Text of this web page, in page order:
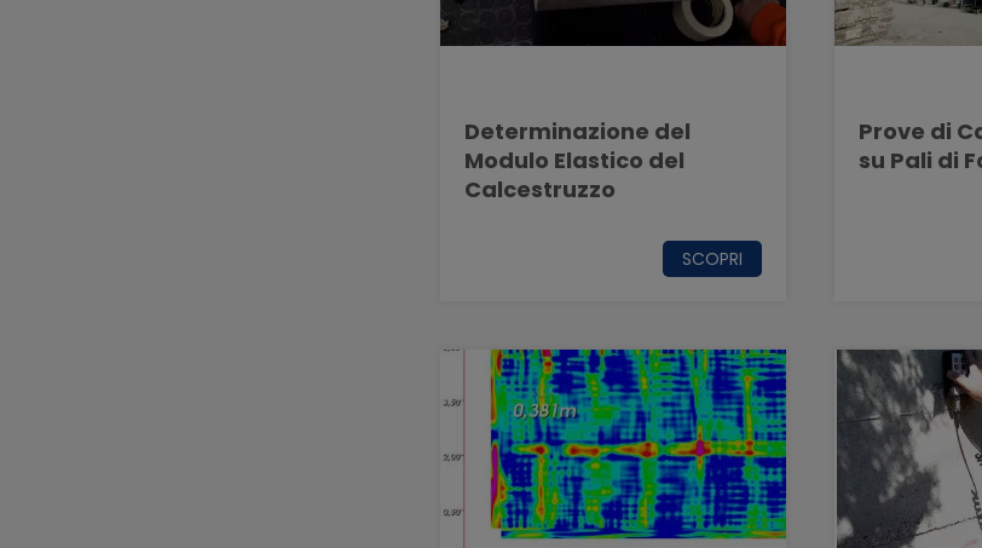
Determinazione del
Modulo Elastico del
Calcestruzzo
SCOPRI
Prove di
su Pali di